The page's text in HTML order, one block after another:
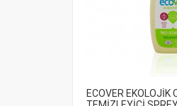
ECOVER EKOLOJİK